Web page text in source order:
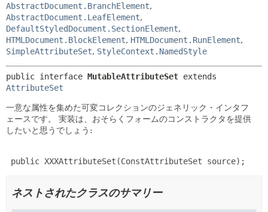
ヘルプ
AbstractDocument.BranchElement,
AbstractDocument.LeafElement,
DefaultStyledDocument.SectionElement,
HTMLDocument.BlockElement, HTMLDocument.RunElement,
SimpleAttributeSet, StyleContext.NamedStyle
public interface MutableAttributeSet
AttributeSet
一意な属性を集めた可変コレクションのジェネリック・インタフ
ェースです。
実装は、おそらくフォームのコンストラクタを提供
したいと思うでしょう:
public XXXAttributeSet(ConstAttributeSet source);
ネストされたクラスのサマリー